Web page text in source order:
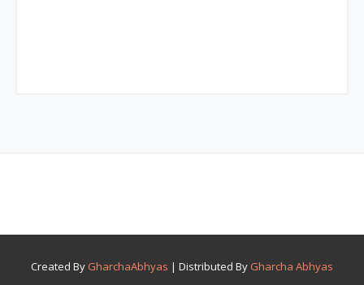
Created By GharchaAbhyas | Distributed By Gharcha Abhyas